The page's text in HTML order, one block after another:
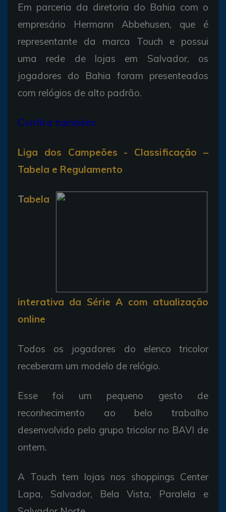
Em parceria da diretoria do Bahia com o
empresário Hermann Abbehusen, que é
representante da marca Touch e possui
uma rede de lojas em Salvador, os
jogadores do Bahia foram presenteados
com relógios de alto padrão.
Confira também:
Liga dos Campeões - Classificação –
Tabela e Regulamento
Tabela
interativa da Série A com atualização
online
Todos os jogadores do elenco tricolor
receberam um modelo de relógio.
Esse foi um pequeno gesto de
reconhecimento ao belo trabalho
desenvolvido pelo grupo tricolor no BAVI de
ontem.
A Touch tem lojas nos shoppings Center
Lapa, Salvador, Bela Vista, Paralela e